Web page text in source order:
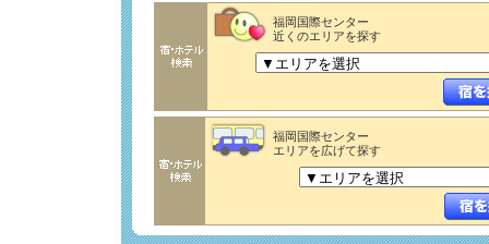
福岡国際センター
近くのエリアを探す
福岡国際センター
エリアを広げて探す